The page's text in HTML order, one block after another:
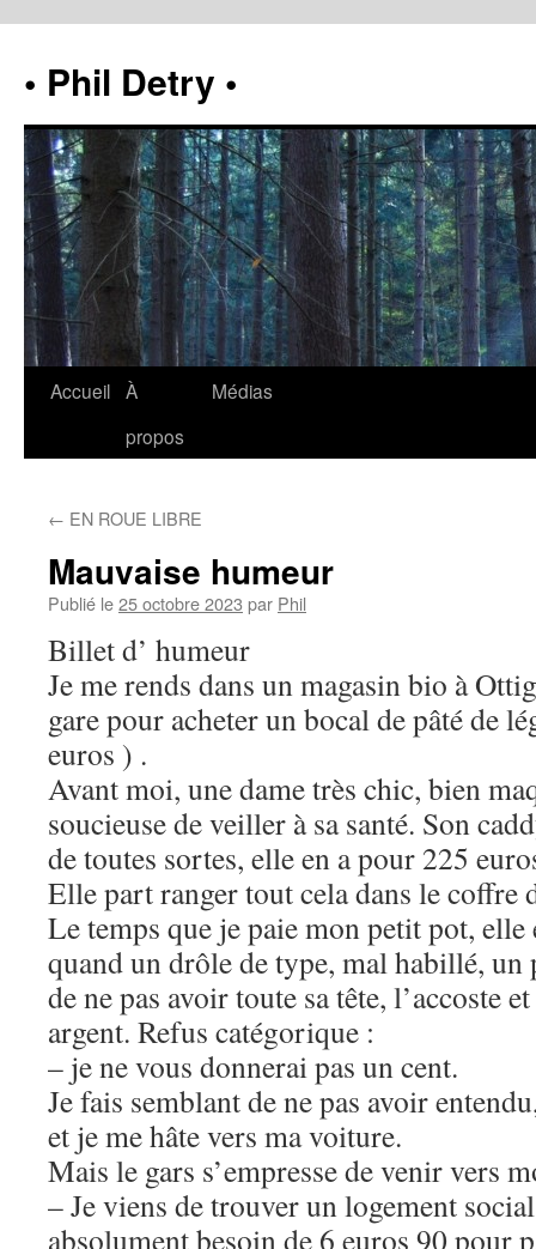
• Phil Detry •
Accueil À
propos
Médias
← EN ROUE LIBRE
Mauvaise humeur
Publié le25 octobre 2023 par Phil
Billet d’ humeur
Je me rends dans un magasin bio à
gare pour acheter un bocal de pâté de
euros ) .
Avant moi, une dame très chic, bien
soucieuse de veiller à sa santé. Son
de toutes sortes, elle en a pour 225
Elle part ranger tout cela dans le coffre
Le temps que je paie mon petit pot, elle
quand un drôle de type, mal habillé, un
de ne pas avoir toute sa tête, l’accoste
argent. Refus catégorique :
– je ne vous donnerai pas un cent.
Je fais semblant de ne pas avoir
et je me hâte vers ma voiture.
Mais le gars s’empresse de venir vers
– Je viens de trouver un logement
absolument besoin de 6 euros 90 pour